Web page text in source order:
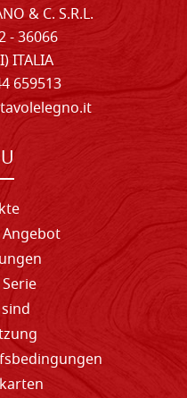
& C. S.R.L.
- 36066
ITALIA
659513